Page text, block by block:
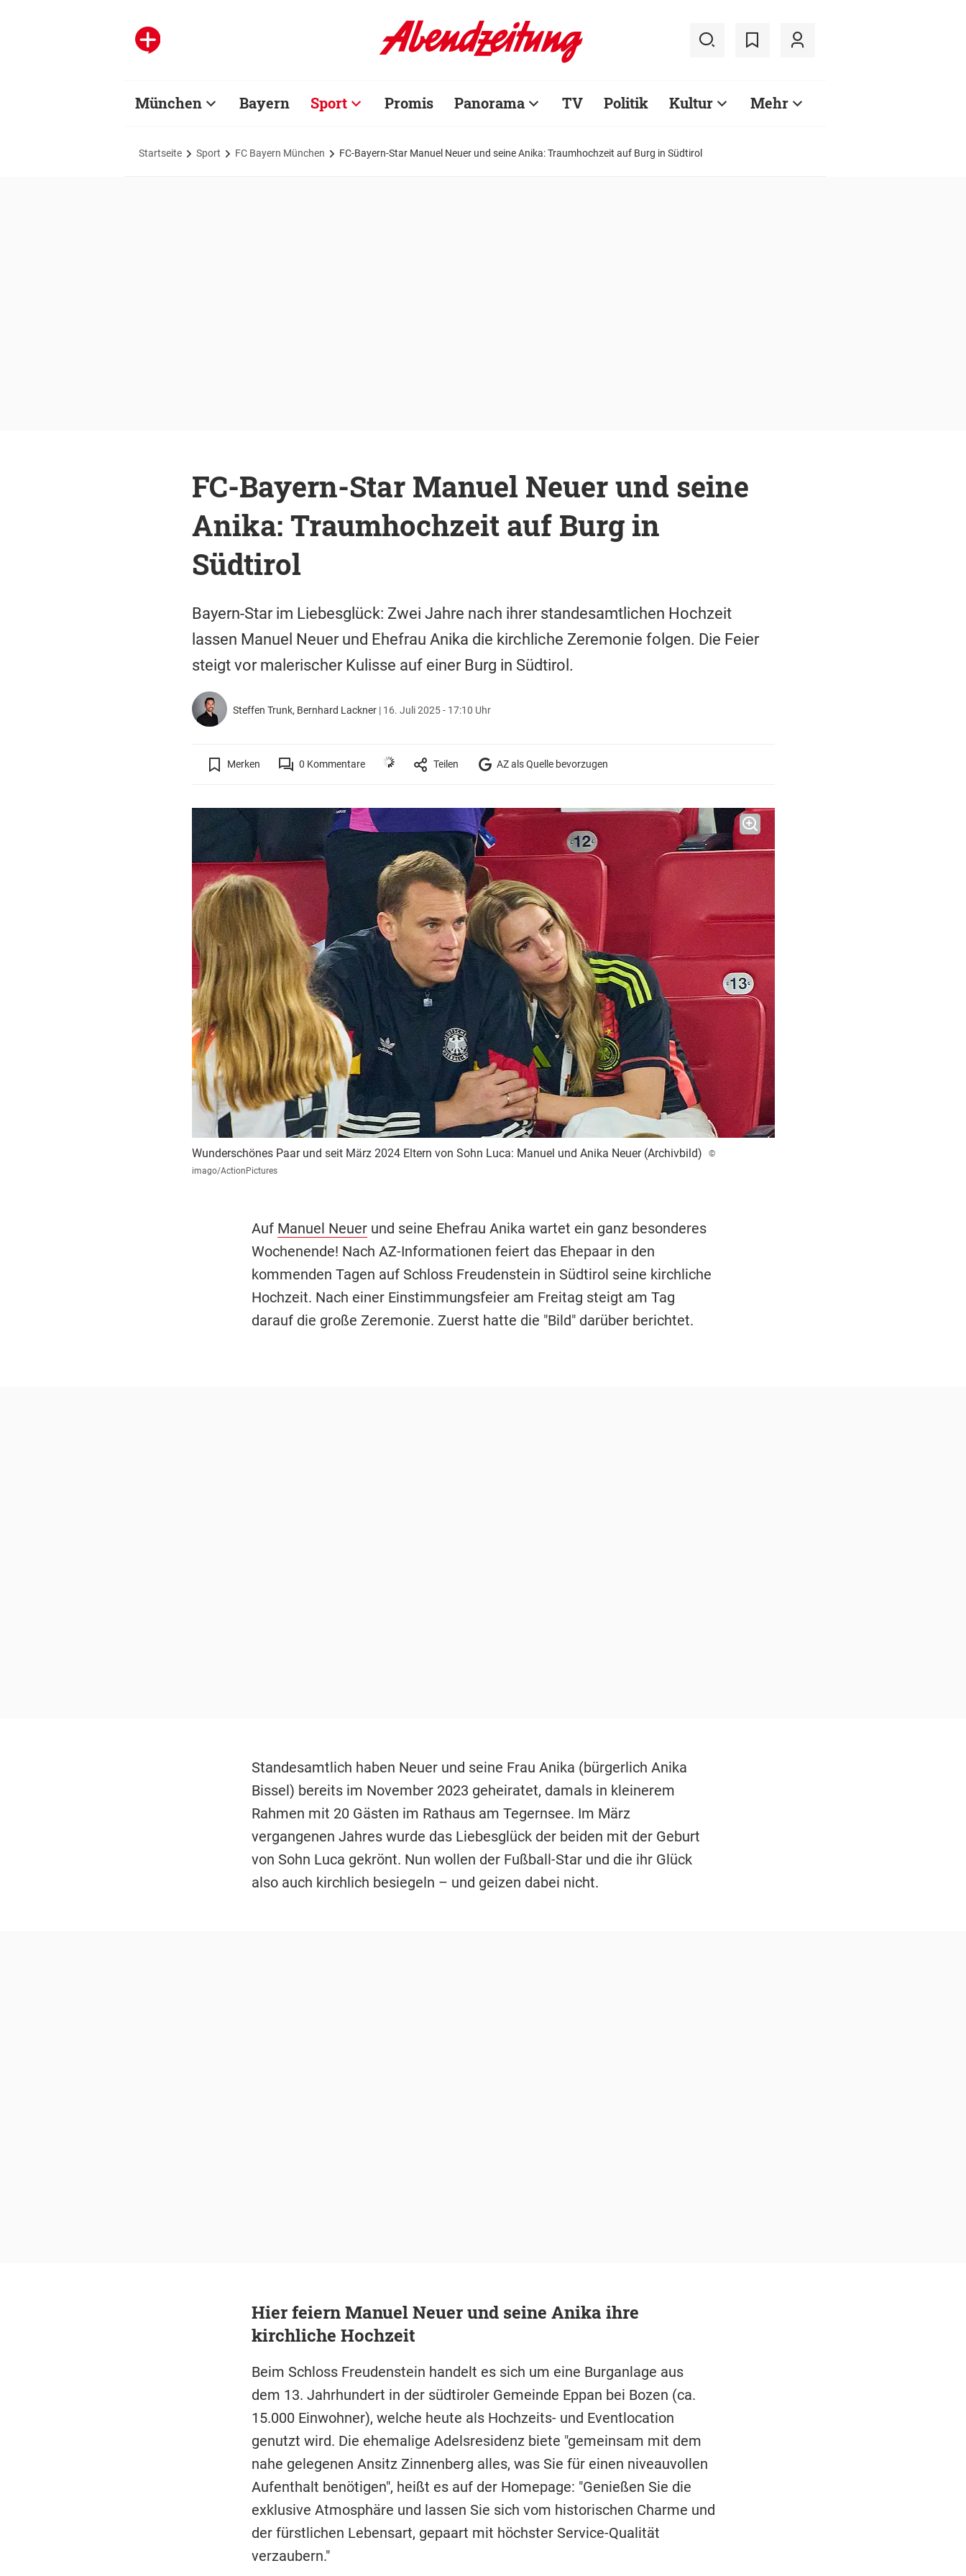
München Bayern Sport Promis Panorama TV Politik Kultur Mehr
Startseite Sport FC Bayern München FC-Bayern-Star Manuel Neuer und seine Anika: Traumhochzeit auf Burg in Südtirol
FC-Bayern-Star Manuel Neuer und seine
Anika: Traumhochzeit auf Burg in
Südtirol
Bayern-Star im Liebesglück: Zwei Jahre nach ihrer standesamtlichen Hochzeit
lassen Manuel Neuer und Ehefrau Anika die kirchliche Zeremonie folgen. Die Feier
steigt vor malerischer Kulisse auf einer Burg in Südtirol.
Steffen Trunk, Bernhard Lackner | 16. Juli 2025 - 17:10 Uhr
Merken 0 Kommentare Teilen AZ als Quelle bevorzugen
Wunderschönes Paar und seit März 2024 Eltern von Sohn Luca: Manuel und Anika Neuer (Archivbild)
©
imago/ActionPictures
Auf Manuel Neuerund seine Ehefrau Anika wartet ein ganz besonderes
Wochenende! Nach AZ-Informationen feiert das Ehepaar in den
kommenden Tagen auf Schloss Freudenstein in Südtirol seine kirchliche
Hochzeit. Nach einer Einstimmungsfeier am Freitag steigt am Tag
darauf die große Zeremonie. Zuerst hatte die "Bild" darüber berichtet.
Standesamtlich haben Neuer und seine Frau Anika (bürgerlich Anika
Bissel) bereits im November 2023 geheiratet, damals in kleinerem
Rahmen mit 20 Gästen im Rathaus am Tegernsee. Im März
vergangenen Jahres wurde das Liebesglück der beiden mit der Geburt
von Sohn Luca gekrönt. Nun wollen der Fußball-Star und die ihr Glück
also auch kirchlich besiegeln – und geizen dabei nicht.
Hier feiern Manuel Neuer und seine Anika ihre
kirchliche Hochzeit
Beim Schloss Freudenstein handelt es sich um eine Burganlage aus
dem 13. Jahrhundert in der südtiroler Gemeinde Eppan bei Bozen (ca.
15.000 Einwohner), welche heute als Hochzeits- und Eventlocation
genutzt wird. Die ehemalige Adelsresidenz biete "gemeinsam mit dem
nahe gelegenen Ansitz Zinnenberg alles, was Sie für einen niveauvollen
Aufenthalt benötigen", heißt es auf der Homepage: "Genießen Sie die
exklusive Atmosphäre und lassen Sie sich vom historischen Charme und
der fürstlichen Lebensart, gepaart mit höchster Service-Qualität
verzaubern."